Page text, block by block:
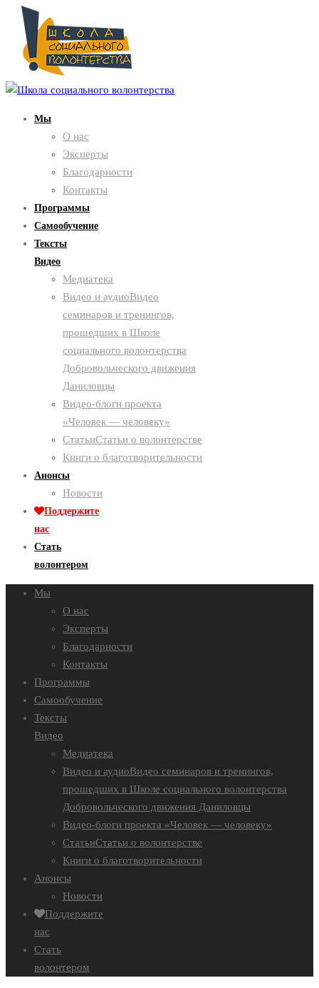
Мы
О нас
Эксперты
Благодарности
Контакты
Программы
Самообучение
Тексты
Видео
Медиатека
Видео и аудиоВидео
семинаров и тренингов,
прошедших в Школе
социального волонтерства
Добровольческого движения
Даниловцы
Видео-блоги проекта
«Человек — человеку»
СтатьиСтатьи о волонтерстве
Книги о благотворительности
Анонсы
Новости
Поддержите
нас
Стать
волонтером
Мы
О нас
Эксперты
Благодарности
Контакты
Программы
Самообучение
Тексты
Видео
Медиатека
Видео и аудиоВидео семинаров и тренингов,
прошедших в Школе социального волонтерства
Добровольческого движения Даниловцы
Видео-блоги проекта «Человек — человеку»
СтатьиСтатьи о волонтерстве
Книги о благотворительности
Анонсы
Новости
Поддержите
нас
Стать
волонтером